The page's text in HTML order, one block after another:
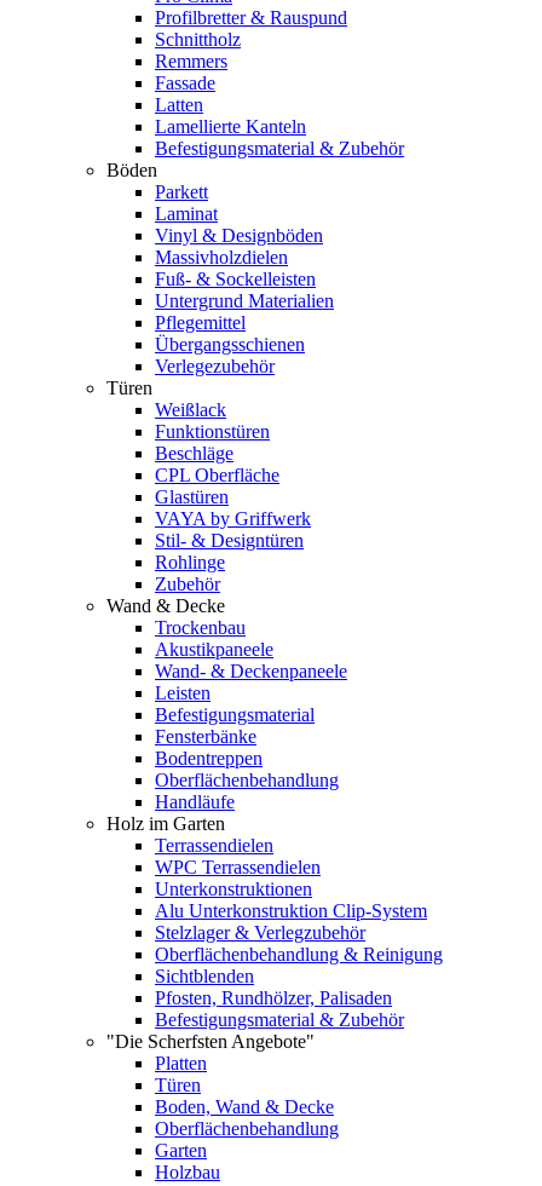
Profilbretter & Rauspund
Schnittholz
Remmers
Fassade
Latten
Lamellierte Kanteln
Befestigungsmaterial & Zubehör
Böden
Parkett
Laminat
Vinyl & Designböden
Massivholzdielen
Fuß- & Sockelleisten
Untergrund Materialien
Pflegemittel
Übergangsschienen
Verlegezubehör
Türen
Weißlack
Funktionstüren
Beschläge
CPL Oberfläche
Glastüren
VAYA by Griffwerk
Stil- & Designtüren
Rohlinge
Zubehör
Wand & Decke
Trockenbau
Akustikpaneele
Wand- & Deckenpaneele
Leisten
Befestigungsmaterial
Fensterbänke
Bodentreppen
Oberflächenbehandlung
Handläufe
Holz im Garten
Terrassendielen
WPC Terrassendielen
Unterkonstruktionen
Alu Unterkonstruktion Clip-System
Stelzlager & Verlegzubehör
Oberflächenbehandlung & Reinigung
Sichtblenden
Pfosten, Rundhölzer, Palisaden
Befestigungsmaterial & Zubehör
"Die Scherfsten Angebote"
Platten
Türen
Boden, Wand & Decke
Oberflächenbehandlung
Garten
Holzbau